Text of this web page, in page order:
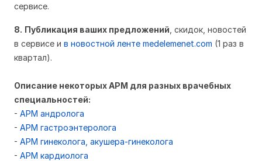
сервисе.
8. Публикация ваших предложений , скидок, новостей
в сервисе и в новостной ленте medelemenet.com (1 раз в
квартал).
Описание некоторых АРМ для разных врачебных
специальностей:
- АРМ андролога
- АРМ гастроэнтеролога
- АРМ гинеколога, акушера-гинеколога
- АРМ кардиолога